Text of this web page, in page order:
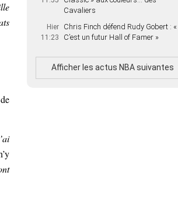
Cavaliers
Hier
11:23
Chris Finch défend Rudy Gobert : «
C’est un futur Hall of Famer »
Afficher les actus NBA suivantes